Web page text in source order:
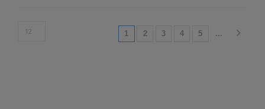
1 (current)
2 3 4 5 ...